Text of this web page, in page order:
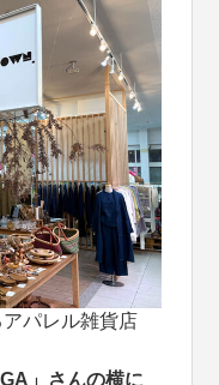
パレル雑貨店
」さんの横に